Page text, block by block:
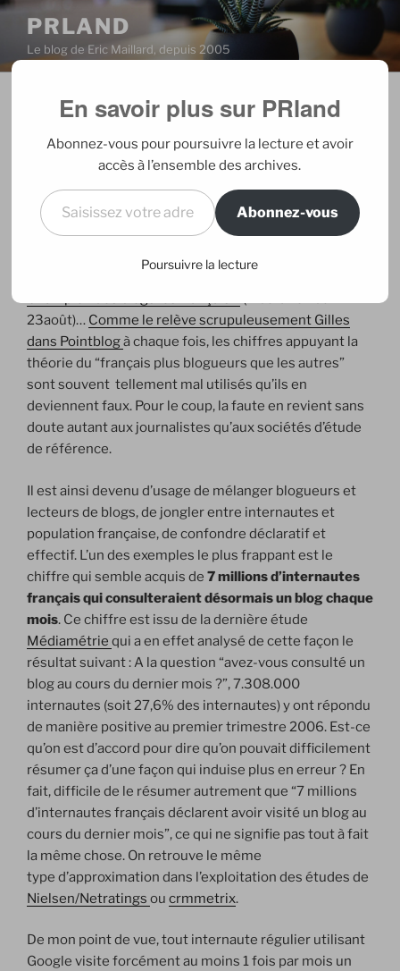
Aller
contenu
principal
PRLAND
Le blog de Eric Maillard, depuis 2005
PUBLIÉ
24/08/2006PARERIC
La France et les blogs : la presse s’y
Le mois d’août a été l’occasion pour la presse
de revenir sur le phénomène des blogs en pointant du
doigt la position spécifique de la France en la matière :
23août)… Comme le relève scrupuleusement Gilles
dans Pointblogà chaque fois, les chiffres appuyant la
théorie du “français plus blogueurs que les autres”
sont souvent tellement mal utilisés qu’ils en
deviennent faux. Pour le coup, la faute en revient sans
doute autant aux journalistes qu’aux sociétés d’étude
de référence.
Il est ainsi devenu d’usage de mélanger blogueurs et
lecteurs de blogs, de jongler entre internautes et
population française, de confondre déclaratif et
effectif. L’un des exemples le plus frappant est le
chiffre qui semble acquis de 7 millions d’internautes
français qui consulteraient désormais un blog chaque
mois. Ce chiffre est issu de la dernière étude
Médiamétrie qui a en effet analysé de cette façon le
résultat suivant : A la question “avez-vous consulté un
blog au cours du dernier mois ?”, 7.308.000
internautes (soit 27,6% des internautes) y ont répondu
de manière positive au premier trimestre 2006. Est-ce
qu’on est d’accord pour dire qu’on pouvait difficilement
résumer ça d’une façon qui induise plus en erreur ? En
fait, difficile de le résumer autrement que “7 millions
d’internautes français déclarent avoir visité un blog au
cours du dernier mois”, ce qui ne signifie pas tout à fait
la même chose. On retrouve le même
type d’approximation dans l’exploitation des études de
Nielsen/Netratings ou crmmetrix.
De mon point de vue, tout internaute régulier utilisant
Google visite forcément au moins 1 fois par mois un
En savoir plus sur PRland
Abonnez-vous pour poursuivre la lecture et avoir
accès à l’ensemble des archives.
Saisissez votre adresse e-mail…
Abonnez-vous
Poursuivre la lecture